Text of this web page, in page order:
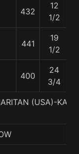
432
12
1/2
441
19
1/2
400
24
3/4
(USA)-